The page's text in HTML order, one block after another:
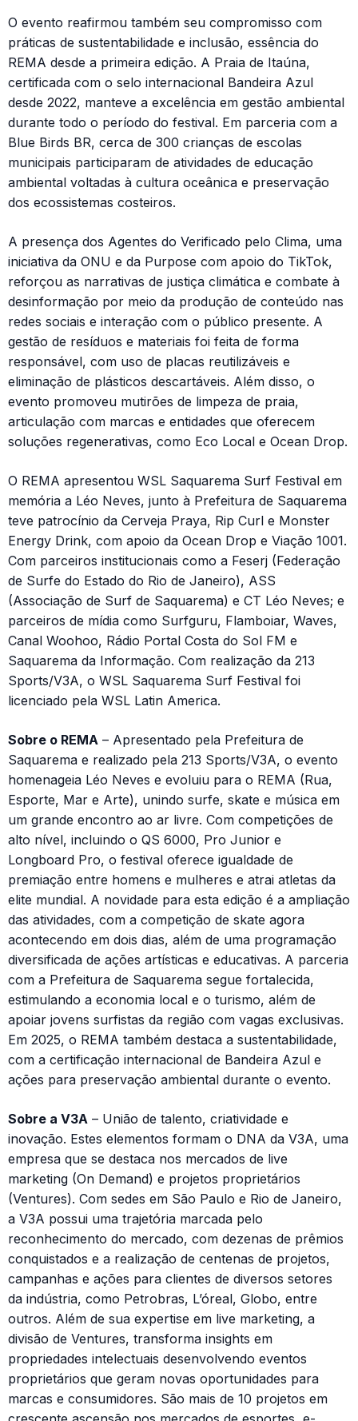
O evento reafirmou também seu compromisso com
práticas de sustentabilidade e inclusão, essência do
REMA desde a primeira edição. A Praia de Itaúna,
certificada com o selo internacional Bandeira Azul
desde 2022, manteve a excelência em gestão ambiental
durante todo o período do festival. Em parceria com a
Blue Birds BR, cerca de 300 crianças de escolas
municipais participaram de atividades de educação
ambiental voltadas à cultura oceânica e preservação
dos ecossistemas costeiros.
A presença dos Agentes do Verificado pelo Clima, uma
iniciativa da ONU e da Purpose com apoio do TikTok,
reforçou as narrativas de justiça climática e combate à
desinformação por meio da produção de conteúdo nas
redes sociais e interação com o público presente. A
gestão de resíduos e materiais foi feita de forma
responsável, com uso de placas reutilizáveis e
eliminação de plásticos descartáveis. Além disso, o
evento promoveu mutirões de limpeza de praia,
articulação com marcas e entidades que oferecem
soluções regenerativas, como Eco Local e Ocean Drop.
O REMA apresentou WSL Saquarema Surf Festival em
memória a Léo Neves, junto à Prefeitura de Saquarema
teve patrocínio da Cerveja Praya, Rip Curl e Monster
Energy Drink, com apoio da Ocean Drop e Viação 1001.
Com parceiros institucionais como a Feserj (Federação
de Surfe do Estado do Rio de Janeiro), ASS
(Associação de Surf de Saquarema) e CT Léo Neves; e
parceiros de mídia como Surfguru, Flamboiar, Waves,
Canal Woohoo, Rádio Portal Costa do Sol FM e
Saquarema da Informação. Com realização da 213
Sports/V3A, o WSL Saquarema Surf Festival foi
licenciado pela WSL Latin America.
Sobre o REMA – Apresentado pela Prefeitura de
Saquarema e realizado pela 213 Sports/V3A, o evento
homenageia Léo Neves e evoluiu para o REMA (Rua,
Esporte, Mar e Arte), unindo surfe, skate e música em
um grande encontro ao ar livre. Com competições de
alto nível, incluindo o QS 6000, Pro Junior e
Longboard Pro, o festival oferece igualdade de
premiação entre homens e mulheres e atrai atletas da
elite mundial. A novidade para esta edição é a ampliação
das atividades, com a competição de skate agora
acontecendo em dois dias, além de uma programação
diversificada de ações artísticas e educativas. A parceria
com a Prefeitura de Saquarema segue fortalecida,
estimulando a economia local e o turismo, além de
apoiar jovens surfistas da região com vagas exclusivas.
Em 2025, o REMA também destaca a sustentabilidade,
com a certificação internacional de Bandeira Azul e
ações para preservação ambiental durante o evento.
Sobre a V3A – União de talento, criatividade e
inovação. Estes elementos formam o DNA da V3A, uma
empresa que se destaca nos mercados de live
marketing (On Demand) e projetos proprietários
(Ventures). Com sedes em São Paulo e Rio de Janeiro,
a V3A possui uma trajetória marcada pelo
reconhecimento do mercado, com dezenas de prêmios
conquistados e a realização de centenas de projetos,
campanhas e ações para clientes de diversos setores
da indústria, como Petrobras, L’óreal, Globo, entre
outros. Além de sua expertise em live marketing, a
divisão de Ventures, transforma insights em
propriedades intelectuais desenvolvendo eventos
proprietários que geram novas oportunidades para
marcas e consumidores. São mais de 10 projetos em